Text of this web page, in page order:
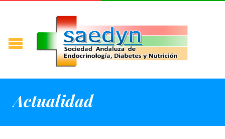
Actualidad